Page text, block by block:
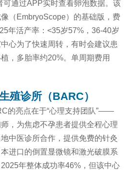
可通过APP实时查看卵泡数据。该
（EmbryoScope）的基础版，费
年活产率：<35岁57%，36-40岁
心为了快速周转，有时会建议患
，多胎率约20%。单周期费用
殖诊所（BARC）
的亮点在于“心理支持团队”——
，为焦虑不孕患者提供全程心理
中医诊所合作，提供免费的针灸
进口的倒置显微镜和激光破膜系
年整体成功率46%，但该中心